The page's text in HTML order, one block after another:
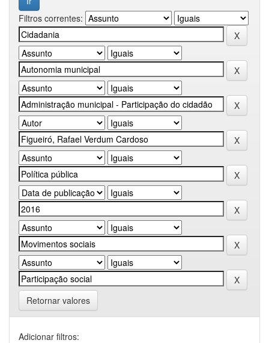
Filtros correntes:
Retornar valores
Adicionar filtros: